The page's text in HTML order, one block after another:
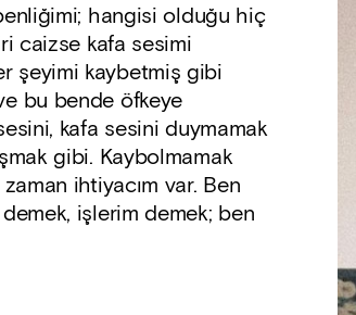
hangisi olduğu hiç
caizse kafa sesimi
şeyimi kaybetmiş gibi
bu bende öfkeye
kafa sesini duymamak
gibi. Kaybolmamak
ihtiyacım var. Ben
işlerim demek; ben